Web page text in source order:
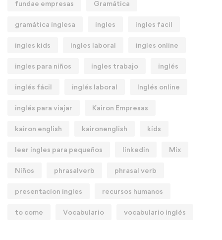
fundae empresas Gramática
gramática inglesa ingles ingles facil
ingles kids ingles laboral ingles online
ingles para niños ingles trabajo inglés
inglés fácil inglés laboral Inglés online
inglés para viajar Kairon Empresas
kairon english kaironenglish kids
leer ingles para pequeños linkedin Mix
Niños phrasalverb phrasal verb
presentacion ingles recursos humanos
to come Vocabulario vocabulario inglés